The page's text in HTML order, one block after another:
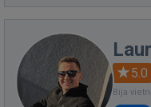
5.0
Bija